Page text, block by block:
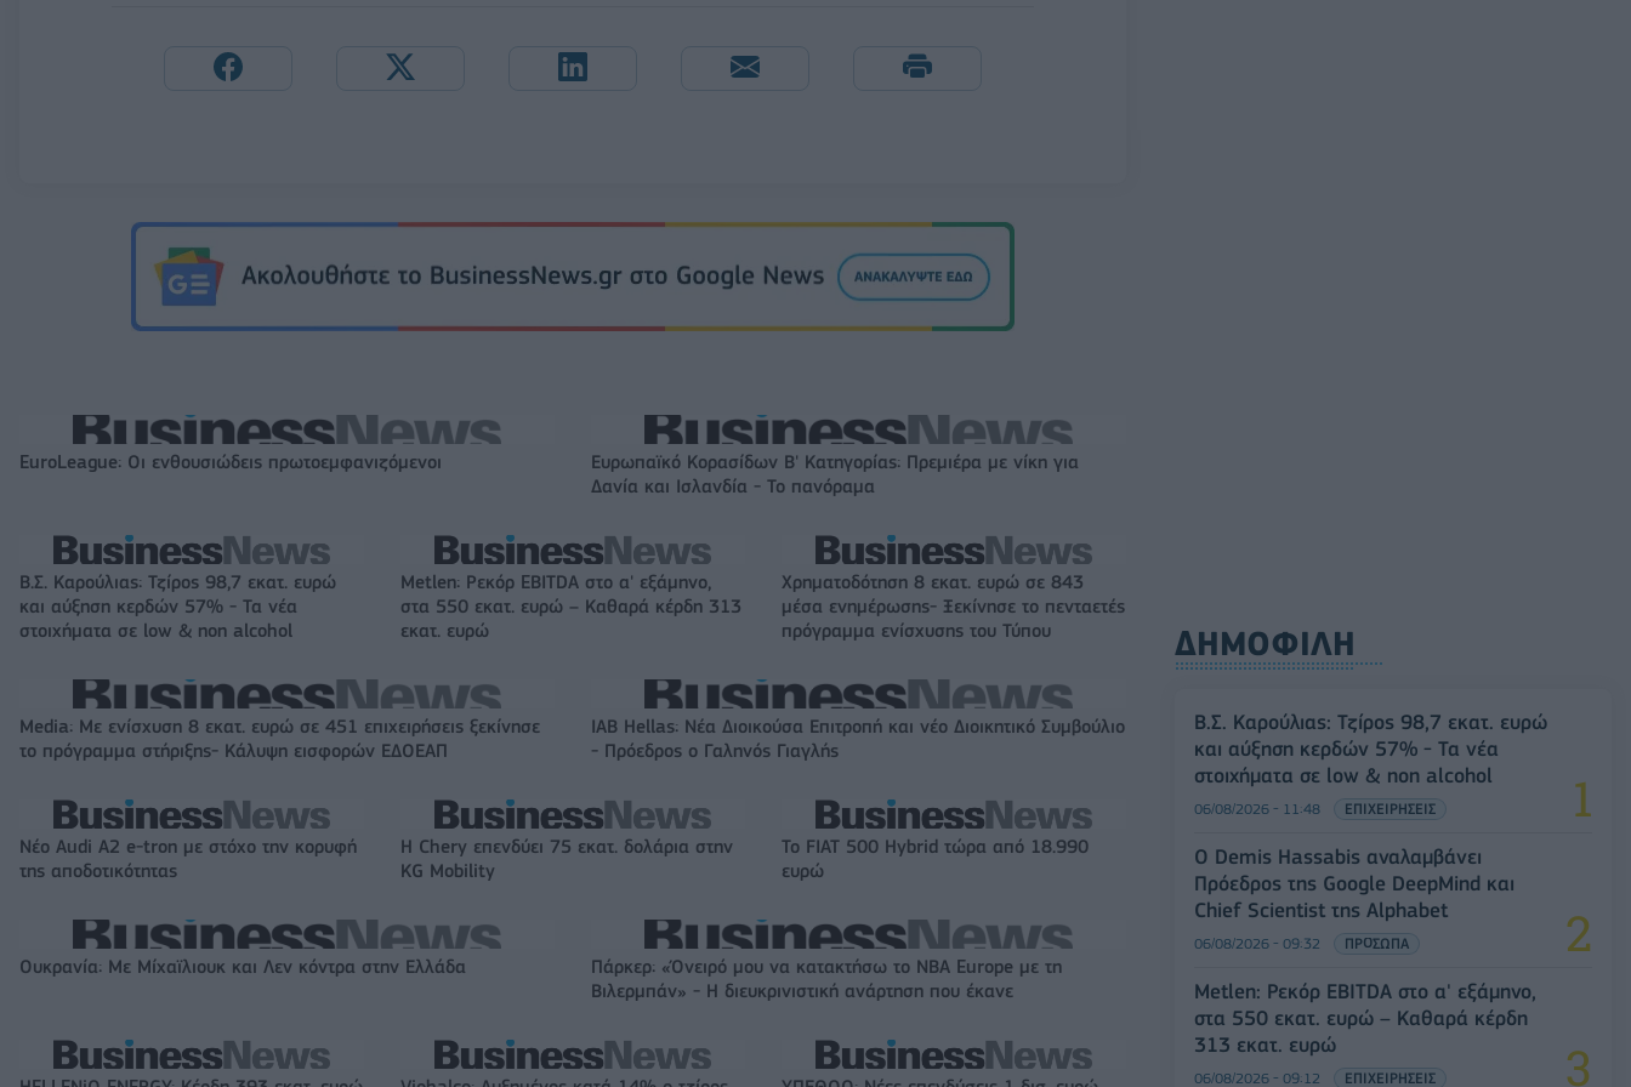
EuroLeague: Οι ενθουσιώδεις πρωτοεμφανιζόμενοι
Ευρωπαϊκό Κορασίδων Β' Κατηγορίας: Πρεμιέρα με νίκη για
Δανία και Ισλανδία - Το πανόραμα
Β.Σ. Καρούλιας: Τζίρος 98,7 εκατ. ευρώ
και αύξηση κερδών 57% - Τα νέα
στοιχήματα σε low & non alcohol
Metlen: Ρεκόρ EBITDA στο α' εξάμηνο,
στα 550 εκατ. ευρώ – Καθαρά κέρδη 313
εκατ. ευρώ
Χρηματοδότηση 8 εκατ. ευρώ σε 843
μέσα ενημέρωσης- Ξεκίνησε το πενταετές
πρόγραμμα ενίσχυσης του Τύπου
Media: Με ενίσχυση 8 εκατ. ευρώ σε 451 επιχειρήσεις ξεκίνησε
το πρόγραμμα στήριξης- Κάλυψη εισφορών ΕΔΟΕΑΠ
IAB Hellas: Νέα Διοικούσα Επιτροπή και νέο Διοικητικό Συμβούλιο
- Πρόεδρος ο Γαληνός Γιαγλής
Νέο Audi A2 e-tron με στόχο την κορυφή
της αποδοτικότητας
Η Chery επενδύει 75 εκατ. δολάρια στην
KG Mobility
Το FIAT 500 Hybrid τώρα από 18.990
ευρώ
Ουκρανία: Με Μίχαϊλιουκ και Λεν κόντρα στην Ελλάδα
Πάρκερ: «Όνειρό μου να κατακτήσω το ΝΒΑ Europe με τη
Βιλερμπάν» - Η διευκρινιστική ανάρτηση που έκανε
ΔΗΜΟΦΙΛΗ
Β.Σ. Καρούλιας: Τζίρος 98,7 εκατ. ευρώ
και αύξηση κερδών 57% - Τα νέα
στοιχήματα σε low & non alcohol
06/08/2026 - 11:48 ΕΠΙΧΕΙΡΗΣΕΙΣ
Ο Demis Hassabis αναλαμβάνει
Πρόεδρος της Google DeepMind και
Chief Scientist της Alphabet
06/08/2026 - 09:32 ΠΡΟΣΩΠΑ
Metlen: Ρεκόρ EBITDA στο α' εξάμηνο,
στα 550 εκατ. ευρώ – Καθαρά κέρδη
313 εκατ. ευρώ
06/08/2026 - 09:12 ΕΠΙΧΕΙΡΗΣΕΙΣ